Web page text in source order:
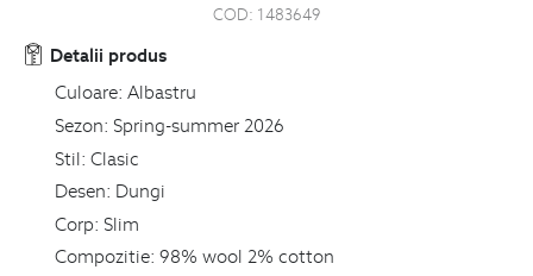
COD: 1483649
Detalii produs
Culoare: Albastru
Sezon: Spring-summer 2026
Stil: Clasic
Desen: Dungi
Corp: Slim
Compozitie: 98% wool 2% cotton